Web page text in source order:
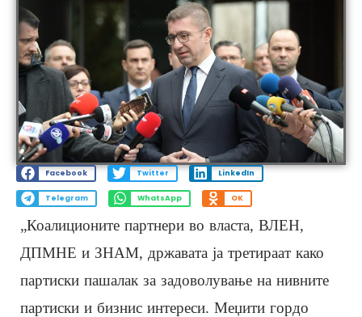
Facebook Twitter LinkedIn
Telegram WhatsApp OK
„Коалиционите партнери во власта, ВЛЕН,
ДПМНЕ и ЗНАМ, државата ја третираат како
партиски пашалак за задоволување на нивните
партиски и бизнис интереси. Меџити гордо